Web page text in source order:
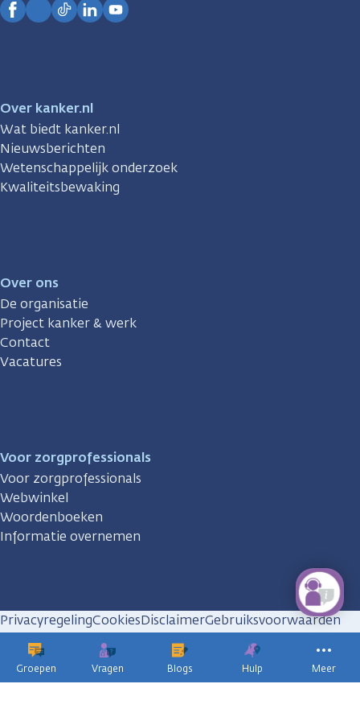
Groepen Vragen Blogs Hulp Meer
Over kanker.nl
Wat biedt kanker.nl
Nieuwsberichten
Wetenschappelijk onderzoek
Kwaliteitsbewaking
Over ons
De organisatie
Project kanker & werk
Contact
Vacatures
Voor zorgprofessionals
Voor zorgprofessionals
Webwinkel
Woordenboeken
Informatie overnemen
PrivacyregelingCookiesDisclaimerGebruiksvoorwaarden
Huisregels